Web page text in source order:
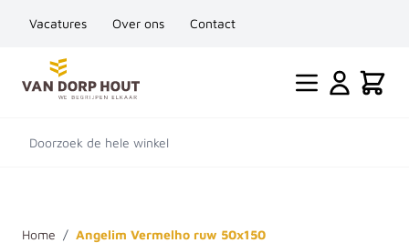
Vacatures Over ons Contact
Ga naar de inhoud
Cart
Doorzoek de hele winkel
Home / Angelim Vermelho ruw 50x150